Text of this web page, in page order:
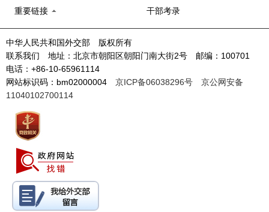
重要链接 干部考录
中华人民共和国外交部 版权所有
联系我们 地址：北京市朝阳区朝阳门南大街2号 邮编：100701
电话：+86-10-65961114
网站标识码：bm02000004 京ICP备06038296号
京公网安备
11040102700114